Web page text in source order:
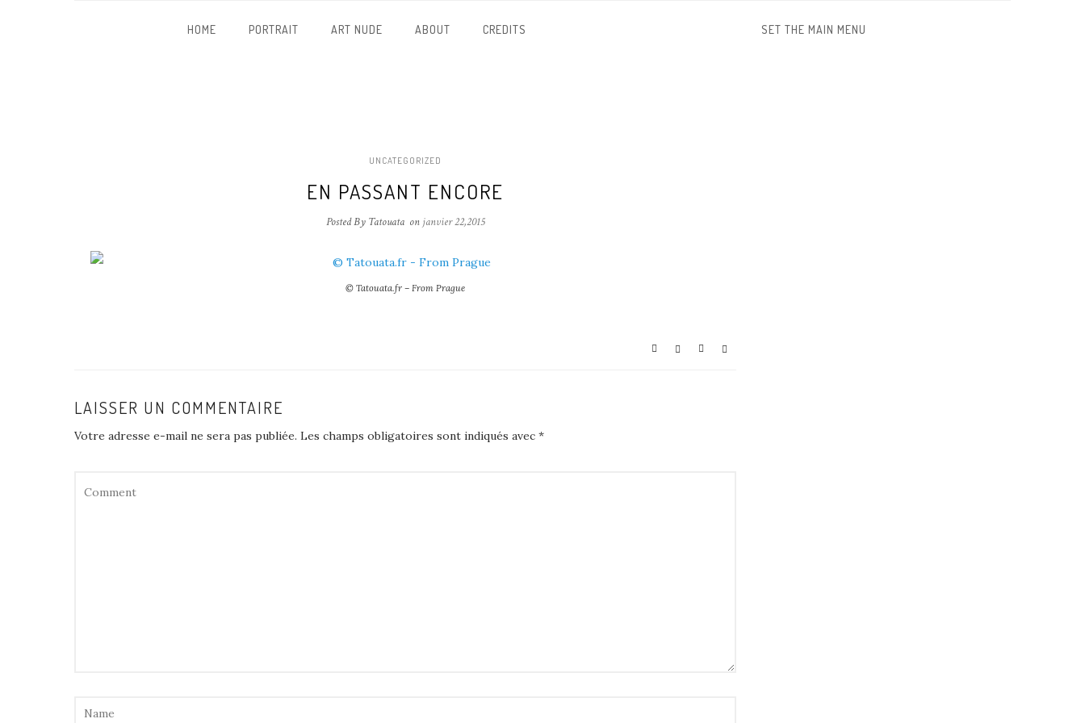
HOME PORTRAIT ART NUDE ABOUT CREDITS SET THE MAIN MENU
UNCATEGORIZED
EN PASSANT ENCORE
Posted By Tatouata on janvier 22,2015
© Tatouata.fr – From Prague
LAISSER UN COMMENTAIRE
Votre adresse e-mail ne sera pas publiée. Les champs obligatoires sont indiqués avec *